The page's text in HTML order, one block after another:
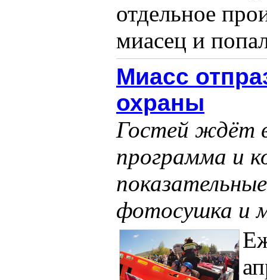
отдельное
миасец и
Миасс
охраны
Гостей ждёт
программа и
фотосушка и